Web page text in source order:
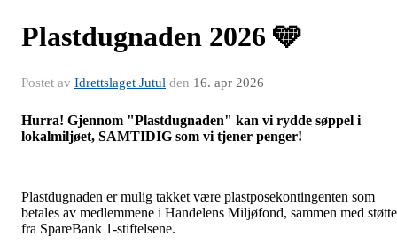
Plastdugnaden 2026 🩵
Postet av Idrettslaget Jutul den 16. apr 2026
Hurra! Gjennom "Plastdugnaden" kan vi rydde søppel i
lokalmiljøet, SAMTIDIG som vi tjener penger!
Plastdugnaden er mulig takket være plastposekontingenten som
betales av medlemmene i Handelens Miljøfond, sammen med støtte
fra SpareBank 1-stiftelsene.